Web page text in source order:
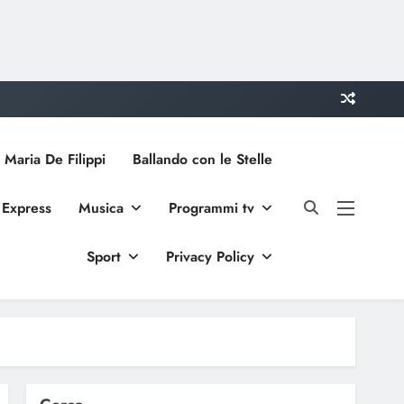
De Filippi Ballando con le Stelle
Musica Programmi tv
Sport Privacy Policy